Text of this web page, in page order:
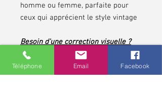
homme ou femme, parfaite pour
ceux qui apprécient le style vintage
Besoin d'une correction visuelle ?
Cette monture peut être adaptée à
votre vue pour allier confort et
Téléphone Email Facebook